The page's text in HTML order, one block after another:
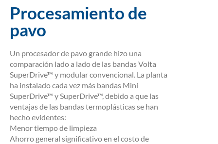
Procesamiento de
pavo
Un procesador de pavo grande hizo una
comparación lado a lado de las bandas Volta
SuperDrive™ y modular convencional. La planta
ha instalado cada vez más bandas Mini
SuperDrive™ y SuperDrive™, debido a que las
ventajas de las bandas termoplásticas se han
hecho evidentes:
Menor tiempo de limpieza
Ahorro general significativo en el costo de